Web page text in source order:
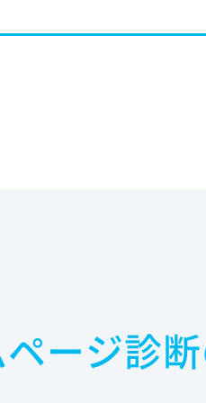
ージ診